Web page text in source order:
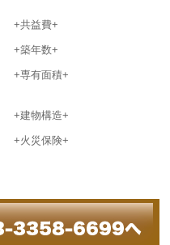
+共益費+
+築年数+
+専有面積+
+建物構造+
+火災保険+